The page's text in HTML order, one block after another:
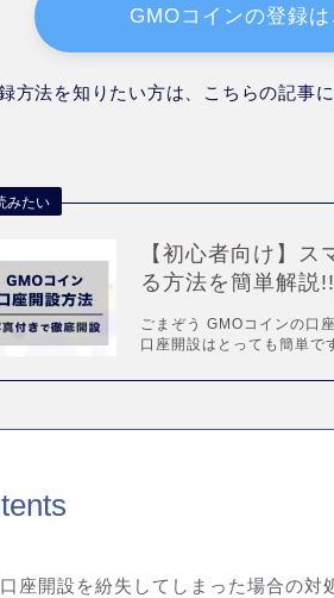
GMOコインの登録
方法を知りたい方は、こちらの記事
【初心者向け】
る方法を簡単解説
ごまぞう GMOコインの口
口座開設はとっても簡単で
口座開設を紛失してしまった場合の対